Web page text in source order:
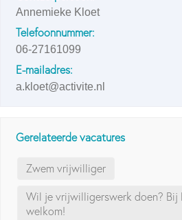
Annemieke Kloet
Telefoonnummer:
06-27161099
E-mailadres:
a.kloet@activite.nl
Gerelateerde vacatures
Zwem vrijwilliger
Wil je vrijwilligerswerk doen? Bij
welkom!